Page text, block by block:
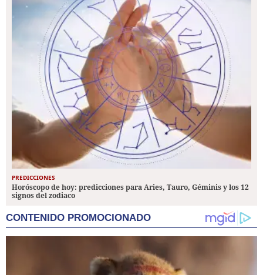
PREDICCIONES
Horóscopo de hoy: predicciones para Aries, Tauro, Géminis y los 12
signos del zodiaco
CONTENIDO PROMOCIONADO